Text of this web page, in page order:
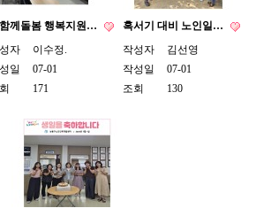
함께돌봄 행복지원…
자
이수정.
일
07-01
171
혹서기 대비 노인일…
작성자
김선영
작성일
07-01
조회
130